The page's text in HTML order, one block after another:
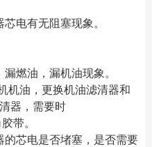
电有无阻塞现象。
燃油，漏机油现象。
机油，更换机油滤清器和
器，需要时
带。
的芯电是否堵塞，是否需要